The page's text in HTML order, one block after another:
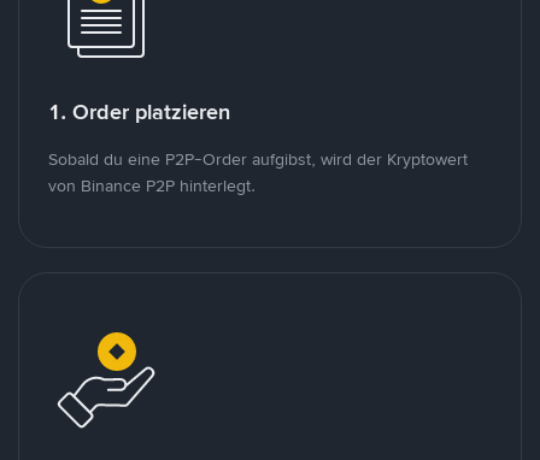
1. Order platzieren
Sobald du eine P2P-Order aufgibst, wird der Kryptowert
von Binance P2P hinterlegt.